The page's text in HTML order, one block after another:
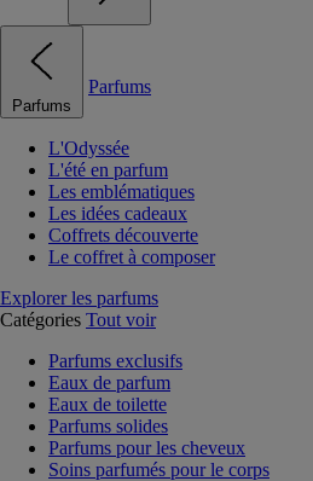
Parfums
Parfums
L'Odyssée
L'été en parfum
Les emblématiques
Les idées cadeaux
Coffrets découverte
Le coffret à composer
Explorer les parfums
Catégories Tout voir
Parfums exclusifs
Eaux de parfum
Eaux de toilette
Parfums solides
Parfums pour les cheveux
Soins parfumés pour le corps